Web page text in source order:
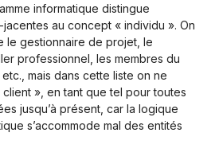
informatique distingue
au concept « individu ». On
le gestionnaire de projet, le
professionnel, les membres du
mais dans cette liste on ne
client », en tant que tel pour toutes
jusqu’à présent, car la logique
s’accommode mal des entités